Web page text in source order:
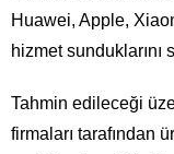
Huawei, Apple,
hizmet sunduklarını
Tahmin edileceği
firmaları tarafından